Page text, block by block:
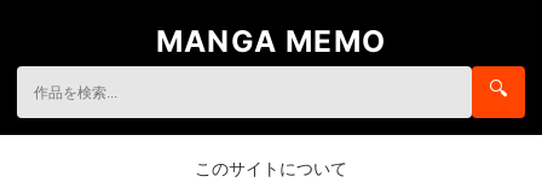
MANGA MEMO
🔍
このサイトについて